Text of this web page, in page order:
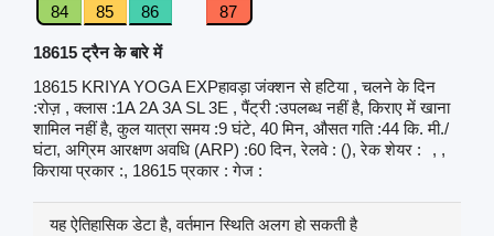
84 85 86 87
18615 ट्रैन के बारे में
18615 KRIYA YOGA EXPहावड़ा जंक्शन से हटिया , चलने के दिन
:रोज़ , क्लास :1A 2A 3A SL 3E , पैंट्री :उपलब्ध नहीं है, किराए में खाना
शामिल नहीं है, कुल यात्रा समय :9 घंटे, 40 मिन, औसत गति :44 कि. मी./
घंटा, अग्रिम आरक्षण अवधि (ARP) :60 दिन, रेलवे : (), रेक शेयर :
, ,
किराया प्रकार :, 18615 प्रकार : गेज :
यह ऐतिहासिक डेटा है, वर्तमान स्थिति अलग हो सकती है